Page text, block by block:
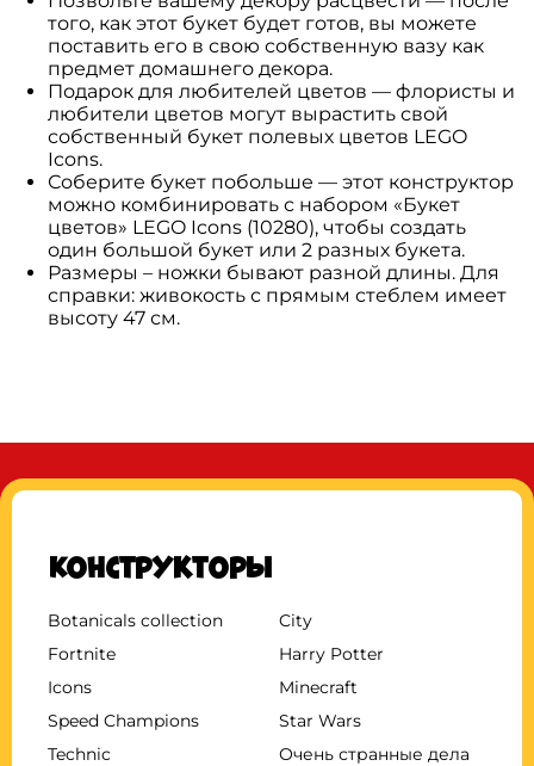
того, как этот букет будет готов, вы можете
поставить его в свою собственную вазу как
предмет домашнего декора.
Подарок для любителей цветов — флористы и
любители цветов могут вырастить свой
собственный букет полевых цветов LEGO
Icons.
Соберите букет побольше — этот конструктор
можно комбинировать с набором «Букет
цветов» LEGO Icons (10280), чтобы создать
один большой букет или 2 разных букета.
Размеры – ножки бывают разной длины. Для
справки: живокость с прямым стеблем имеет
высоту 47 см.
Конструкторы
Botanicals collection
City
Fortnite
Harry Potter
Icons
Minecraft
Speed Champions
Star Wars
Technic
Очень странные дела